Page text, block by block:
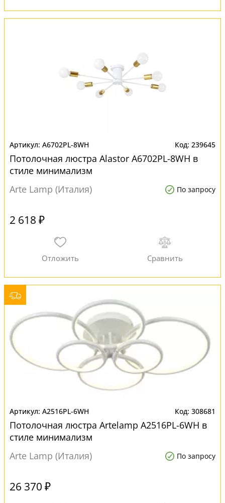
A6702PL-8WH 239645
Потолочная люстра Alastor A6702PL-8WH в
стиле минимализм
Arte Lamp (Италия)
По запросу
2 618 ₽
A2516PL-6WH 308681
Потолочная люстра Artelamp A2516PL-6WH в
стиле минимализм
Arte Lamp (Италия)
По запросу
26 370 ₽